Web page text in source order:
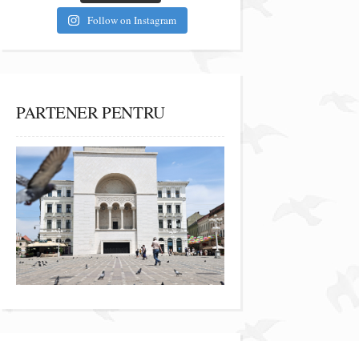
Follow on Instagram
PARTENER PENTRU